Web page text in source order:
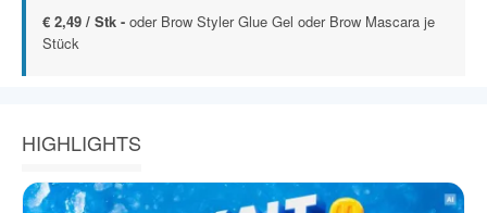
€ 2,49 / Stk - oder Brow Styler Glue Gel oder Brow Mascara je
Stück
HIGHLIGHTS